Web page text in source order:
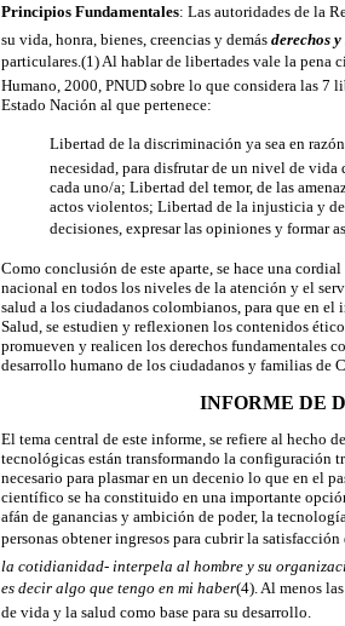
Principios Fundamentales: Las autoridades de la
su vida, honra, bienes, creencias y demás derechos
particulares.(1) Al hablar de libertades vale la
Humano, 2000, PNUD sobre lo que considera las 7
Estado Nación al que pertenece:
Libertad de la discriminación ya sea en
necesidad, para disfrutar de un nivel de
cada uno/a; Libertad del temor, de las
actos violentos; Libertad de la injusticia y
decisiones, expresar las opiniones y formar
Como conclusión de este aparte, se hace una
nacional en todos los niveles de la atención y el
salud a los ciudadanos colombianos, para que en
Salud, se estudien y reflexionen los contenidos
promueven y realicen los derechos fundamentales
desarrollo humano de los ciudadanos y familias de
INFORME DE
El tema central de este informe, se refiere al hecho
tecnológicas están transformando la configuración
necesario para plasmar en un decenio lo que en el
científico se ha constituido en una importante
afán de ganancias y ambición de poder, la
personas obtener ingresos para cubrir la satisfacción
la cotidianidad- interpela al hombre y su
es decir algo que tengo en mi haber(4). Al menos
de vida y la salud como base para su desarrollo.